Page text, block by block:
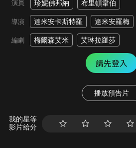
演員 珍妮佛邦納 布里頓韋伯
導演 達米安卡斯特羅 達米安羅梅
編劇 梅爾森艾米 艾琳拉羅莎
請先登入
播放預告片
我的星等
影片給分